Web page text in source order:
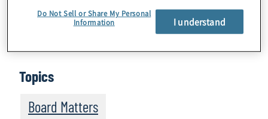
normativa secondaria e riflette le prassi di
governo societario consolidate da operatori
Topics
Board Matters
Do Not Sell or Share My Personal
Information
I understand